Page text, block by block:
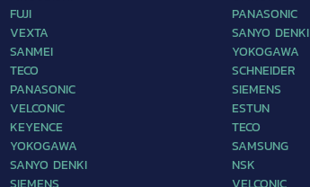
FUJI
VEXTA
SANMEI
TECO
PANASONIC
VELCONIC
KEYENCE
YOKOGAWA
SANYO DENKI
PANASONIC
SANYO DENKI
YOKOGAWA
SCHNEIDER
SIEMENS
ESTUN
TECO
SAMSUNG
NSK